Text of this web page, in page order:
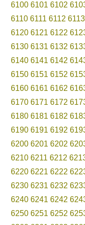
6100 6101 6102
6110 6111 6112 6113
6120 6121 6122
6130 6131 6132
6140 6141 6142
6150 6151 6152
6160 6161 6162
6170 6171 6172
6180 6181 6182
6190 6191 6192
6200 6201 6202
6210 6211 6212
6220 6221 6222
6230 6231 6232
6240 6241 6242
6250 6251 6252